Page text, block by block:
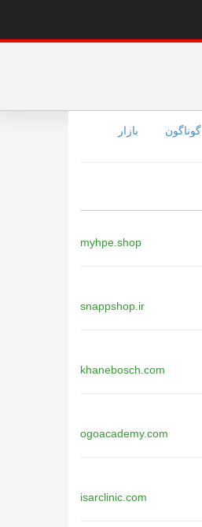
گوناگون بازار
myhpe.shop
snappshop.ir
khanebosch.com
ogoacademy.com
isarclinic.com